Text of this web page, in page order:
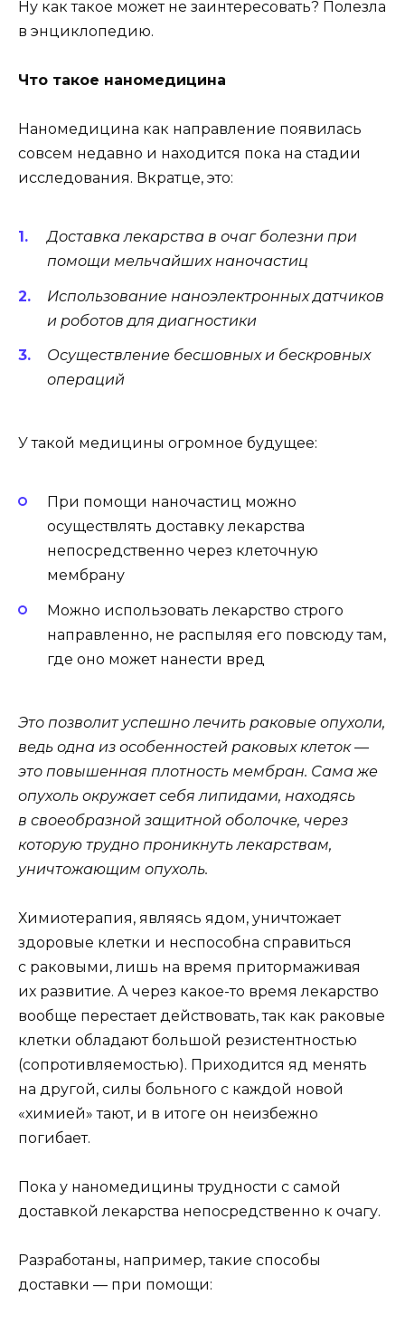
Ну как такое может не заинтересовать? Полезла
в энциклопедию.
Что такое наномедицина
Наномедицина как направление появилась
совсем недавно и находится пока на стадии
исследования. Вкратце, это:
Доставка лекарства в очаг болезни при
помощи мельчайших наночастиц
Использование наноэлектронных датчиков
и роботов для диагностики
Осуществление бесшовных и бескровных
операций
У такой медицины огромное будущее:
При помощи наночастиц можно
осуществлять доставку лекарства
непосредственно через клеточную
мембрану
Можно использовать лекарство строго
направленно, не распыляя его повсюду там,
где оно может нанести вред
Это позволит успешно лечить раковые опухоли,
ведь одна из особенностей раковых клеток —
это повышенная плотность мембран. Сама же
опухоль окружает себя липидами, находясь
в своеобразной защитной оболочке, через
которую трудно проникнуть лекарствам,
уничтожающим опухоль.
Химиотерапия, являясь ядом, уничтожает
здоровые клетки и неспособна справиться
с раковыми, лишь на время притормаживая
их развитие. А через какое-то время лекарство
вообще перестает действовать, так как раковые
клетки обладают большой резистентностью
(сопротивляемостью). Приходится яд менять
на другой, силы больного с каждой новой
«химией» тают, и в итоге он неизбежно
погибает.
Пока у наномедицины трудности с самой
доставкой лекарства непосредственно к очагу.
Разработаны, например, такие способы
доставки — при помощи: